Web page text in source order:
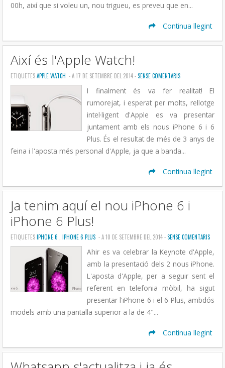
00h, així que si voleu un, nou trigueu, es preveu que en...
Continua llegint
Així és l'Apple Watch!
ETIQUETESAPPLE WATCH - A 17 DE SETEMBRE DEL 2014 -SENSE COMENTARIS
I finalment és va fer realitat! El
rumorejat, i esperat per molts, rellotge
intel·ligent d'Apple es va presentar
juntament amb els nous iPhone 6 i 6
Plus. És el resultat de més de 3 anys de
feina i l'aposta més personal d'Apple, ja que a banda...
Continua llegint
Ja tenim aquí el nou iPhone 6 i
iPhone 6 Plus!
ETIQUETESIPHONE 6 , IPHONE 6 PLUS - A 10 DE SETEMBRE DEL 2014 -SENSE COMENTARIS
Ahir es va celebrar la Keynote d'Apple,
amb la presentació dels 2 nous iPhone.
L'aposta d'Apple, per a seguir sent el
referent en telefonia mòbil, ha sigut
presentar l'iPhone 6 i el 6 Plus, ambdós
models amb una pantalla superior a la de 4"...
Continua llegint